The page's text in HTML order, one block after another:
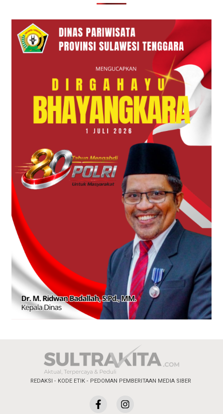
REDAKSI KODE ETIK PEDOMAN PEMBERITAAN MEDIA SIBER